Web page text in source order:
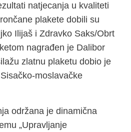
natjecanja u kvaliteti
plakete dobili su
Ilijaš i Zdravko Saks/Obrt
nagrađen je Dalibor
zlatnu plaketu dobio je
moslavačke
održana je dinamična
„Upravljanje